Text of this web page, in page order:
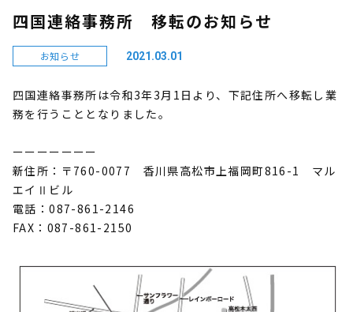
四国連絡事務所 移転のお知らせ
お知らせ 2021.03.01
四国連絡事務所は令和3年3月1日より、下記住所へ移転し業
務を行うこととなりました。
ーーーーーーー
新住所：〒760-0077 香川県高松市上福岡町816-1 マル
エイⅡビル
電話：087-861-2146
FAX：087-861-2150